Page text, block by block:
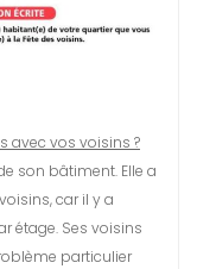
avec vos voisins ?
son bâtiment. Elle a
car il y a
étage. Ses voisins
particulier